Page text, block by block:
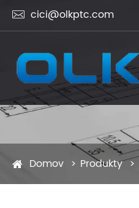
 cici@olkptc.com
Domov Produkty